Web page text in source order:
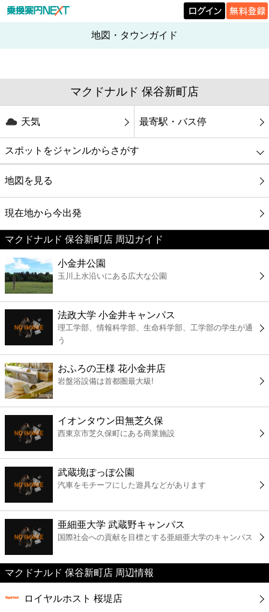
地図・タウンガイド
マクドナルド 保谷新町店
天気 最寄駅・バス停
スポットをジャンルからさがす
グルメ
映画
美容
コンビニ
薬局
スーパー
エンタメ
レジャー
書店
ファミレス
カフェ
ショッピング
銀行
地図を見る
現在地から今出発
マクドナルド 保谷新町店 周辺ガイド
小金井公園
玉川上水沿いにある広大な公園
法政大学 小金井キャンパス
理工学部、情報科学部、生命科学部、工学部の学生が通
う
おふろの王様 花小金井店
岩盤浴設備は首都圏最大級!
イオンタウン田無芝久保
西東京市芝久保町にある商業施設
武蔵境ぽっぽ公園
汽車をモチーフにした遊具などがあります
亜細亜大学 武蔵野キャンパス
国際社会への貢献を目標とする亜細亜大学のキャンパス
マクドナルド 保谷新町店 周辺情報
ロイヤルホスト 桜堤店